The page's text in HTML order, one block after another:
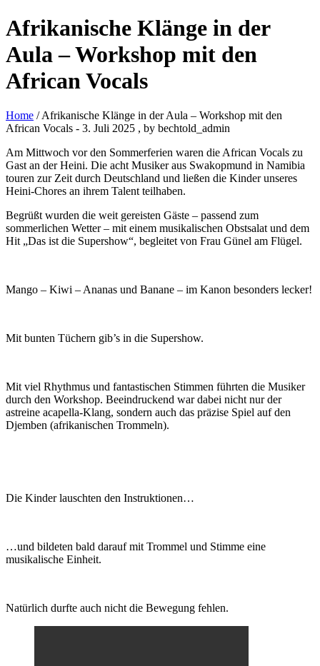
Afrikanische Klänge in der
Aula – Workshop mit den
African Vocals
Home / Afrikanische Klänge in der Aula – Workshop mit den
African Vocals - 3. Juli 2025 , by bechtold_admin
Am Mittwoch vor den Sommerferien waren die African Vocals zu
Gast an der Heini. Die acht Musiker aus Swakopmund in Namibia
touren zur Zeit durch Deutschland und ließen die Kinder unseres
Heini-Chores an ihrem Talent teilhaben.
Begrüßt wurden die weit gereisten Gäste – passend zum
sommerlichen Wetter – mit einem musikalischen Obstsalat und dem
Hit „Das ist die Supershow“, begleitet von Frau Günel am Flügel.
Mango – Kiwi – Ananas und Banane – im Kanon besonders lecker!
Mit bunten Tüchern gib’s in die Supershow.
Mit viel Rhythmus und fantastischen Stimmen führten die Musiker
durch den Workshop. Beeindruckend war dabei nicht nur der
astreine acapella-Klang, sondern auch das präzise Spiel auf den
Djemben (afrikanischen Trommeln).
Die Kinder lauschten den Instruktionen…
…und bildeten bald darauf mit Trommel und Stimme eine
musikalische Einheit.
Natürlich durfte auch nicht die Bewegung fehlen.